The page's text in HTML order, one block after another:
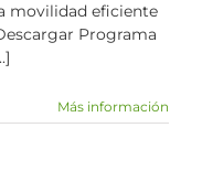
movilidad eficiente
Programa
Más información